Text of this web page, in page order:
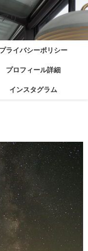
リー
プライバシーポリシー
プロフィール詳細
インスタグラム